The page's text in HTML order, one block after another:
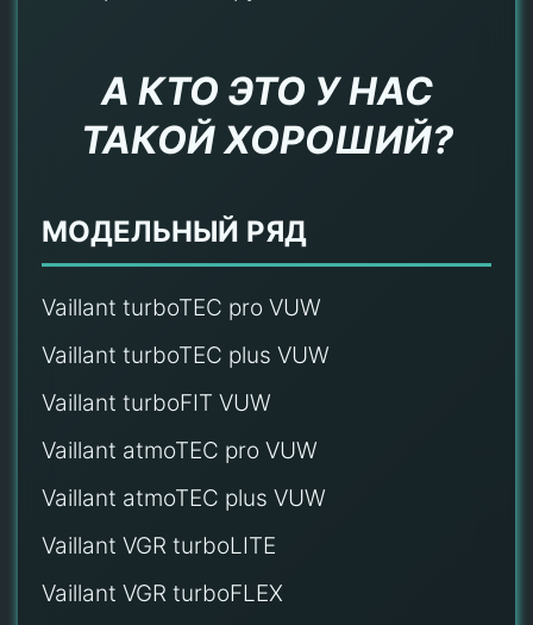
А КТО ЭТО У НАС
ТАКОЙ ХОРОШИЙ?
МОДЕЛЬНЫЙ РЯД
Vaillant turboTEC pro VUW
Vaillant turboTEC plus VUW
Vaillant turboFIT VUW
Vaillant atmoTEC pro VUW
Vaillant atmoTEC plus VUW
Vaillant VGR turboLITE
Vaillant VGR turboFLEX